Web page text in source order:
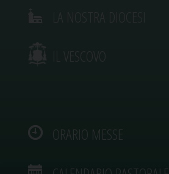
IL VESCOVO
ORARIO MESSE